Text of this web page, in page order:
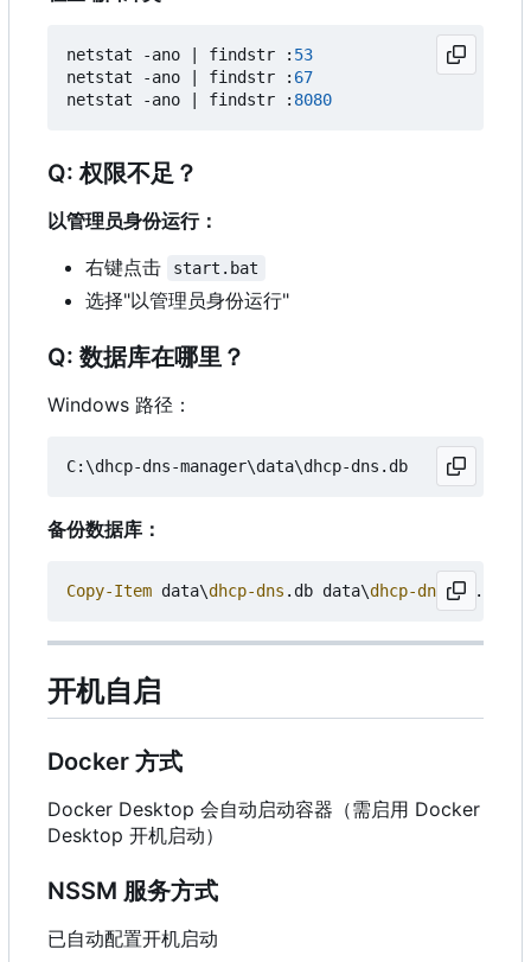
netstat -ano findstr : 53
netstat
-ano findstr : 67
netstat
-ano findstr : 8080
Q: 权限不足？
以管理员身份运行：
右键点击
start.bat
选择"以管理员身份运行"
Q: 数据库在哪里？
Windows 路径：
备份数据库：
Copy-Item data\dhcp-dns . db data\dhcp-dns .db .
开机自启
Docker 方式
Docker Desktop 会自动启动容器（需启用 Docker
Desktop 开机启动）
NSSM 服务方式
已自动配置开机启动